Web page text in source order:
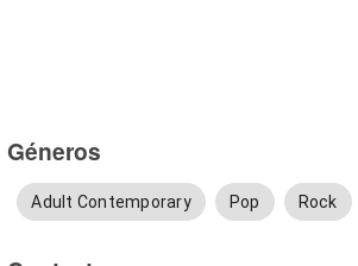
Géneros
Adult Contemporary Pop Rock